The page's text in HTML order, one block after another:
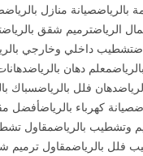
بالرياضصيانة منازل
الرياضترميم شقق
داخلي وخارجي
دهان
فلل بالرياضسباك
كهرباء
وتشطيب بالرياضمقاول
فلل بالرياضمقاول ترميم